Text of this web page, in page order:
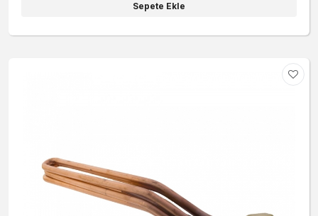
Sepete Ekle